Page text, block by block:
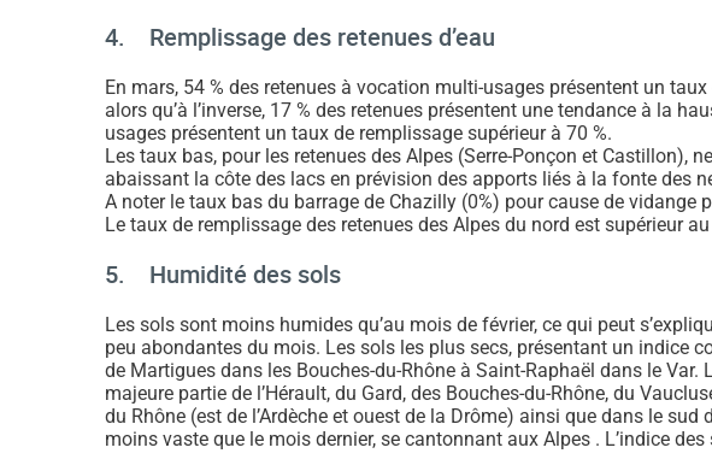
4. Remplissage des retenues d’eau
En mars, 54 % des retenues à vocation multi-usages présentent un
alors qu’à l’inverse, 17 % des retenues présentent une tendance à la
usages présentent un taux de remplissage supérieur à 70 %.
Les taux bas, pour les retenues des Alpes (Serre-Ponçon et
abaissant la côte des lacs en prévision des apports liés à la fonte des
A noter le taux bas du barrage de Chazilly (0%) pour cause de
Le taux de remplissage des retenues des Alpes du nord est supérieur
5. Humidité des sols
Les sols sont moins humides qu’au mois de février, ce qui peut
peu abondantes du mois. Les sols les plus secs, présentant un indice
de Martigues dans les Bouches-du-Rhône à Saint-Raphaël dans le
majeure partie de l’Hérault, du Gard, des Bouches-du-Rhône, du
du Rhône (est de l’Ardèche et ouest de la Drôme) ainsi que dans le
moins vaste que le mois dernier, se cantonnant aux Alpes . L’indice